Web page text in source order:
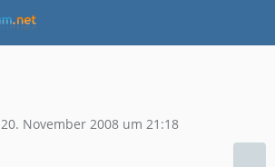
20. November 2008 um 21:18